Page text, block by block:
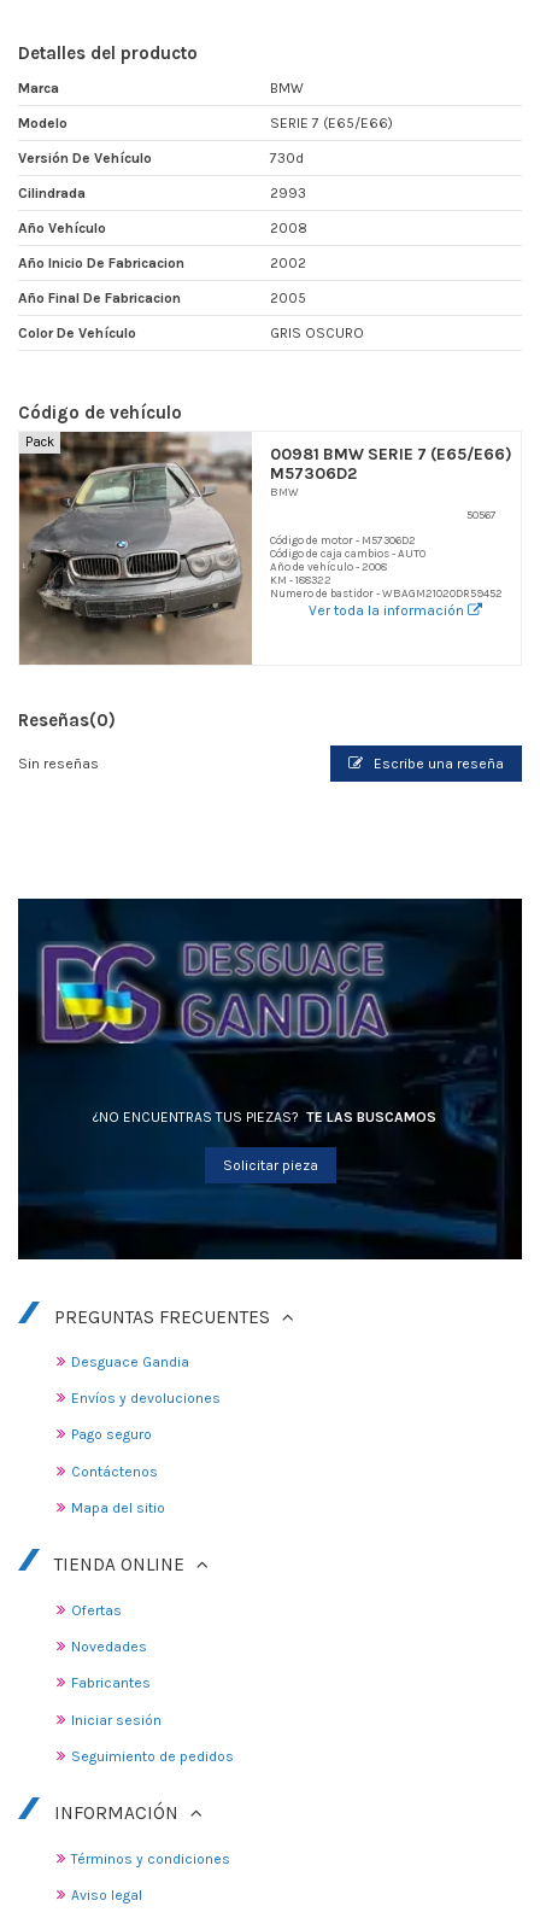
Detalles del producto
Marca BMW
Modelo SERIE 7 (E65/E66)
Versión De Vehículo 730d
Cilindrada 2993
Año Vehículo 2008
Año Inicio De Fabricacion 2002
Año Final De Fabricacion 2005
Color De Vehículo GRIS OSCURO
Código de vehículo
Pack
00981 BMW SERIE 7 (E65/E66)
M57306D2
BMW
50567
Código de motor - M57306D2
Código de caja cambios - AUTO
Año de vehículo - 2008
KM - 188322
Numero de bastidor - WBAGM21020DR59452
Ver toda la información
Reseñas(0)
Sin reseñas Escribe una reseña
¿NO ENCUENTRAS TUS PIEZAS? TE LAS BUSCAMOS
Solicitar pieza
PREGUNTAS FRECUENTES
Desguace Gandia
Envíos y devoluciones
Pago seguro
Contáctenos
Mapa del sitio
TIENDA ONLINE
Ofertas
Novedades
Fabricantes
Iniciar sesión
Seguimiento de pedidos
INFORMACIÓN
Términos y condiciones
Aviso legal